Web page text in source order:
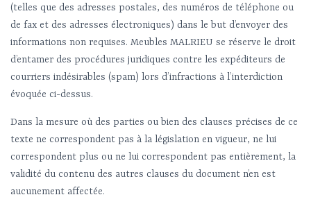
(telles que des adresses postales, des numéros de téléphone ou
de fax et des adresses électroniques) dans le but d’envoyer des
informations non requises. Meubles MALRIEU se réserve le droit
d’entamer des procédures juridiques contre les expéditeurs de
courriers indésirables (spam) lors d’infractions à l’interdiction
évoquée ci-dessus.
Dans la mesure où des parties ou bien des clauses précises de ce
texte ne correspondent pas à la législation en vigueur, ne lui
correspondent plus ou ne lui correspondent pas entièrement, la
validité du contenu des autres clauses du document n’en est
aucunement affectée.